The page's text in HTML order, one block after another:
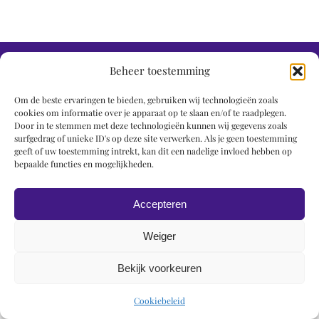
Beheer toestemming
Om de beste ervaringen te bieden, gebruiken wij technologieën zoals
cookies om informatie over je apparaat op te slaan en/of te raadplegen.
Door in te stemmen met deze technologieën kunnen wij gegevens zoals
surfgedrag of unieke ID's op deze site verwerken. Als je geen toestemming
geeft of uw toestemming intrekt, kan dit een nadelige invloed hebben op
bepaalde functies en mogelijkheden.
Accepteren
Weiger
Bekijk voorkeuren
Cookiebeleid